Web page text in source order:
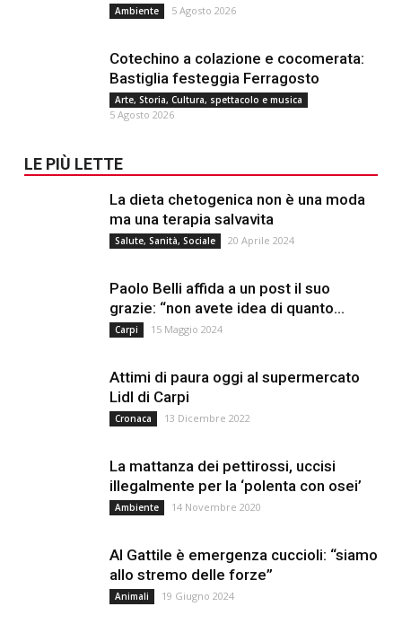
Ambiente 5 Agosto 2026
Cotechino a colazione e cocomerata:
Bastiglia festeggia Ferragosto
Arte, Storia, Cultura, spettacolo e musica
5 Agosto 2026
LE PIÙ LETTE
La dieta chetogenica non è una moda
ma una terapia salvavita
Salute, Sanità, Sociale 20 Aprile 2024
Paolo Belli affida a un post il suo
grazie: “non avete idea di quanto...
Carpi 15 Maggio 2024
Attimi di paura oggi al supermercato
Lidl di Carpi
Cronaca 13 Dicembre 2022
La mattanza dei pettirossi, uccisi
illegalmente per la ‘polenta con osei’
Ambiente 14 Novembre 2020
Al Gattile è emergenza cuccioli: “siamo
allo stremo delle forze”
Animali 19 Giugno 2024